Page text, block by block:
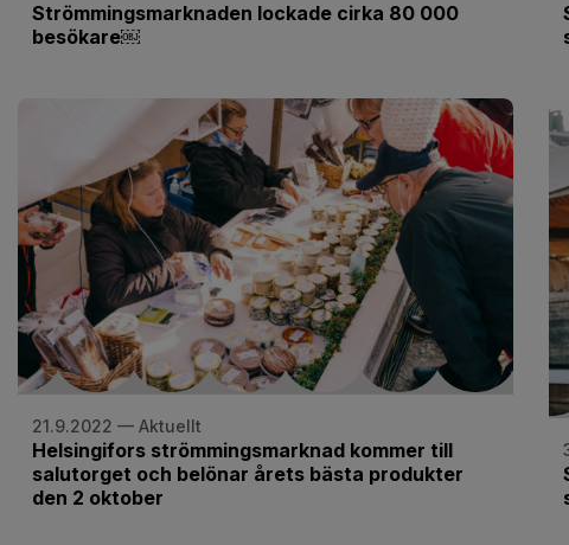
Strömmingsmarknaden lockade cirka 80 000
besökare￼
21.9.2022 — Aktuellt
Helsingifors strömmingsmarknad kommer till
salutorget och belönar årets bästa produkter
den 2 oktober